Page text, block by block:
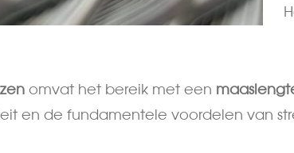
omvat het bereik met een
en de fundamentele voordelen van